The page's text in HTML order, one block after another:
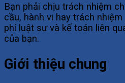
Bạn phải chịu trách nhiệm
cầu, hành vi hay trách
phí luật sư và kế toán liên
của bạn.
Giới thiệu chung